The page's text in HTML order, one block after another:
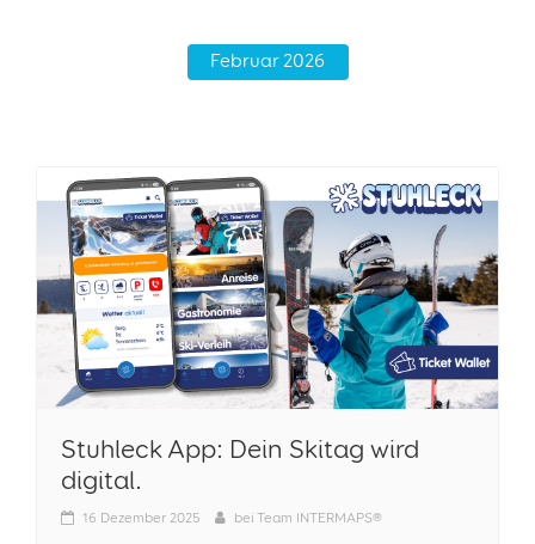
Februar 2026
Stuhleck App: Dein Skitag wird
digital.
16 Dezember 2025 bei Team INTERMAPS®